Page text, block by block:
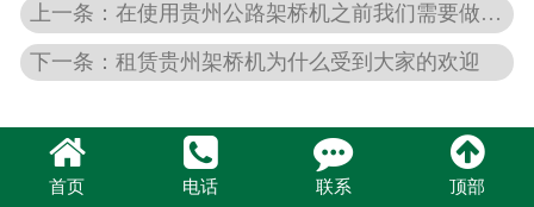
上一条：在使用贵州公路架桥机之前我们需要做的事
下一条：租赁贵州架桥机为什么受到大家的欢迎
首页 电话 联系 顶部